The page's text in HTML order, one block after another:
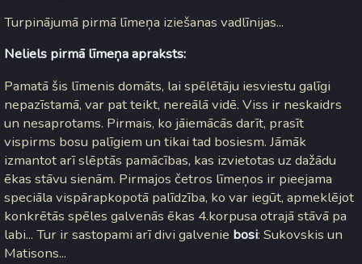
Turpinājumā pirmā līmeņa iziešanas vadlīnijas...
Neliels pirmā līmeņa apraksts:
Pamatā šis līmenis domāts, lai spēlētāju iesviestu galīgi
nepazīstamā, var pat teikt, nereālā vidē. Viss ir neskaidrs
un nesaprotams. Pirmais, ko jāiemācās darīt, prasīt
vispirms bosu palīgiem un tikai tad bosiesm. Jāmāk
izmantot arī slēptās pamācības, kas izvietotas uz dažādu
ēkas stāvu sienām. Pirmajos četros līmeņos ir pieejama
speciāla vispārapkopotā palīdzība, ko var iegūt, apmeklējot
konkrētās spēles galvenās ēkas 4.korpusa otrajā stāvā pa
labi... Tur ir sastopami arī divi galvenie bosi: Sukovskis un
Matisons...